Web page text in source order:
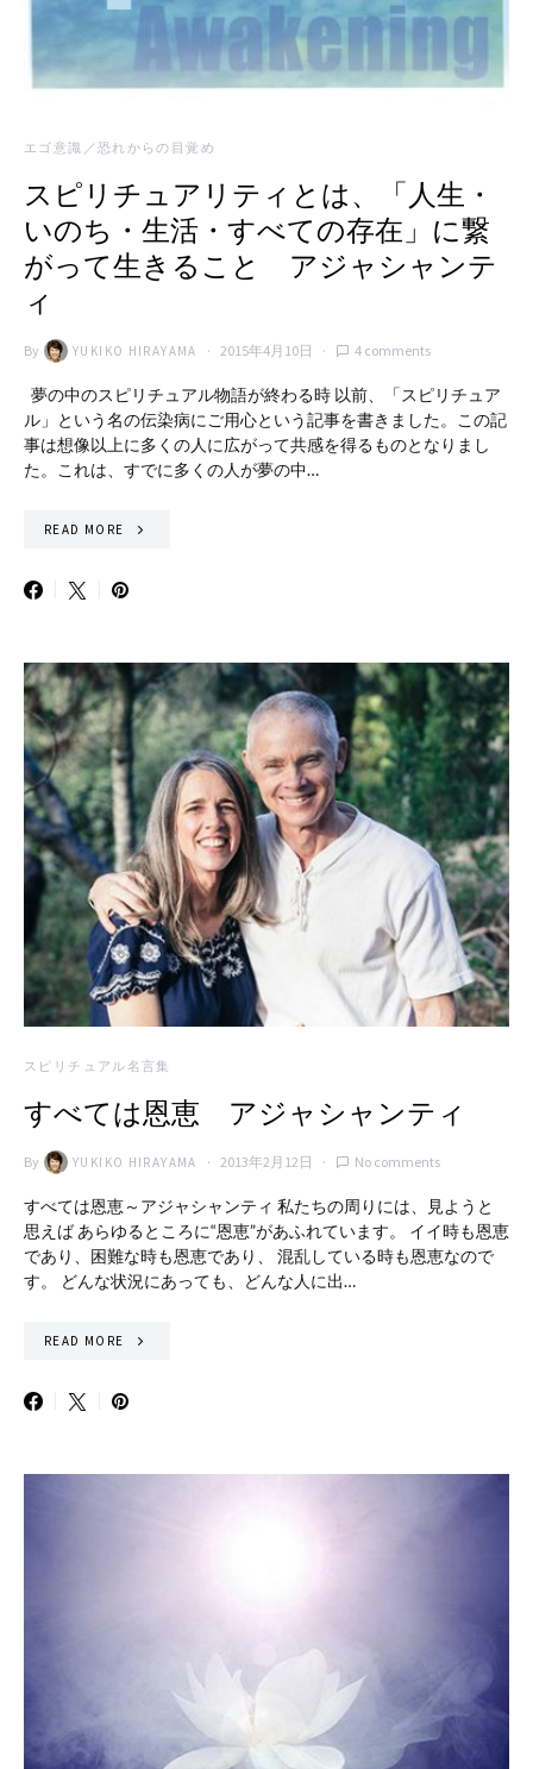
エゴ意識／恐れからの目覚め
スピリチュアリティとは、「人生・
いのち・生活・すべての存在」に繋
がって生きること アジャシャンテ
ィ
By YUKIKO HIRAYAMA 2015年4月10日 4 comments
夢の中のスピリチュアル物語が終わる時 以前、「スピリチュア
ル」という名の伝染病にご用心という記事を書きました。この記
事は想像以上に多くの人に広がって共感を得るものとなりまし
た。これは、すでに多くの人が夢の中…
READ MORE
スピリチュアル名言集
すべては恩恵 アジャシャンティ
By YUKIKO HIRAYAMA 2013年2月12日 No comments
すべては恩恵～アジャシャンティ 私たちの周りには、見ようと
思えば あらゆるところに“恩恵”があふれています。 イイ時も恩恵
であり、困難な時も恩恵であり、 混乱している時も恩恵なので
す。 どんな状況にあっても、どんな人に出…
READ MORE